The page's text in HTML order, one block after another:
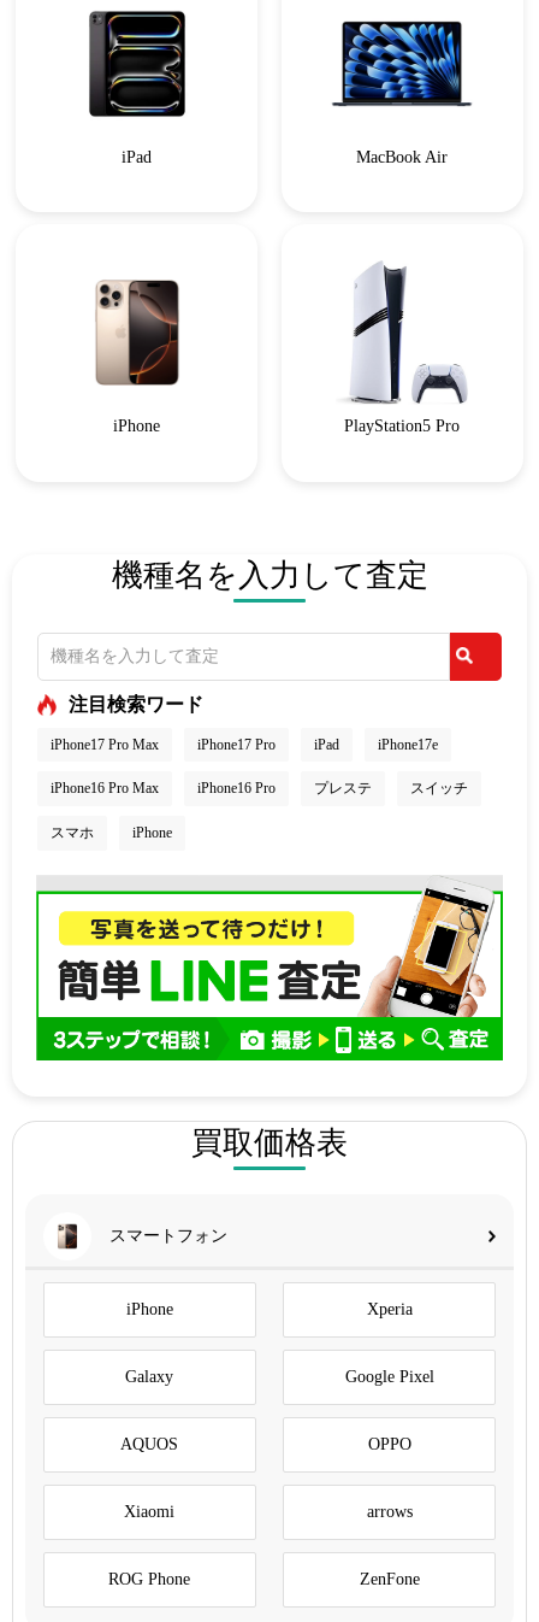
iPad MacBook Air
iPhone PlayStation5 Pro
機種名を入力して査定
注目検索ワード
iPhone17 Pro Max iPhone17 Pro iPad iPhone17e
iPhone16 Pro Max iPhone16 Pro プレステ スイッチ
スマホ iPhone
買取価格表
スマートフォン
iPhone Xperia
Galaxy Google Pixel
AQUOS OPPO
Xiaomi arrows
ROG Phone ZenFone